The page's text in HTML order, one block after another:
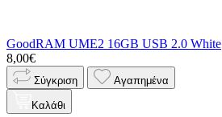
GoodRAM UME2 16GB USB 2.0 White
8,00€
Σύγκριση Αγαπημένα
Καλάθι